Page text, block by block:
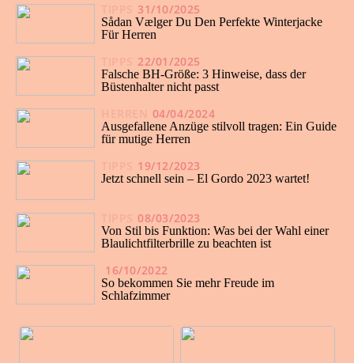
31/10/2025
Sådan Vælger Du Den Perfekte Winterjacke
Für Herren
22/01/2025
Falsche BH-Größe: 3 Hinweise, dass der
Büstenhalter nicht passt
04/04/2024
Ausgefallene Anzüge stilvoll tragen: Ein Guide
für mutige Herren
19/12/2023
Jetzt schnell sein – El Gordo 2023 wartet!
08/03/2023
Von Stil bis Funktion: Was bei der Wahl einer
Blaulichtfilterbrille zu beachten ist
16/10/2022
So bekommen Sie mehr Freude im
Schlafzimmer